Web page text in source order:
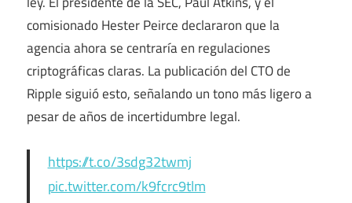
comisionado Hester Peirce declararon que la
agencia ahora se centraría en regulaciones
criptográficas claras. La publicación del CTO de
Ripple siguió esto, señalando un tono más ligero a
pesar de años de incertidumbre legal.
https://t.co/3sdg32twmj
pic.twitter.com/k9fcrc9tlm